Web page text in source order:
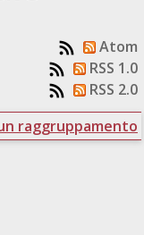
Atom
RSS 1.0
RSS 2.0
raggruppamento